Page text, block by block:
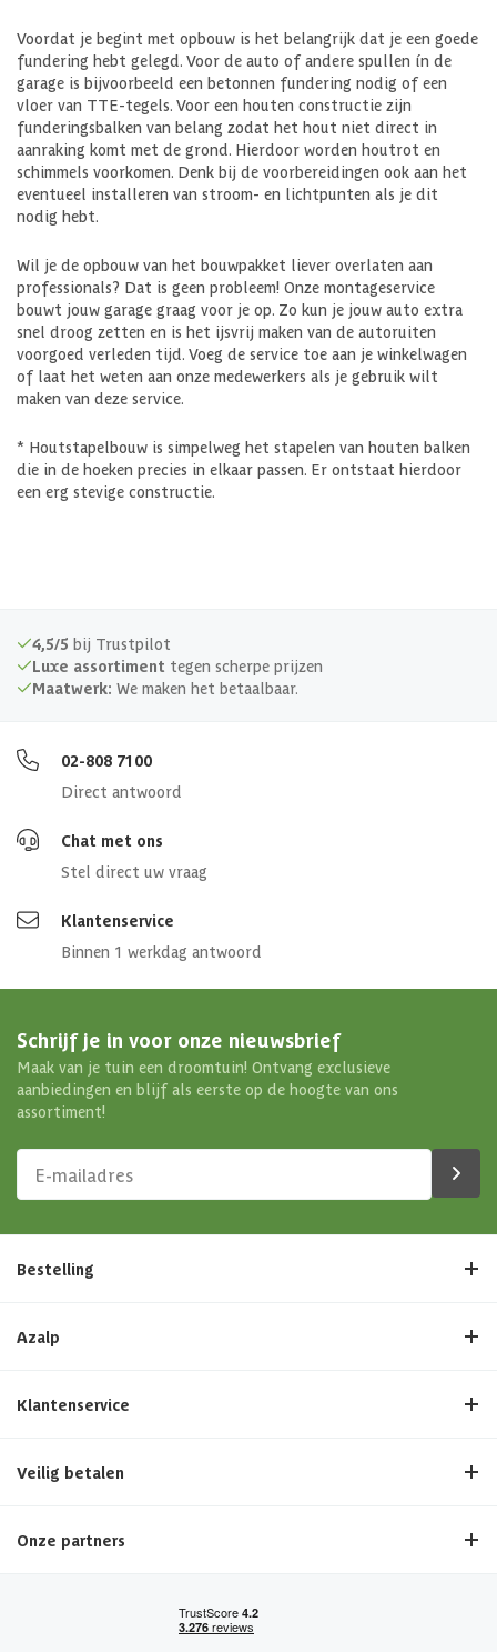
Voordat je begint met opbouw is het belangrijk dat je een goede
fundering hebt gelegd. Voor de auto of andere spullen ín de
garage is bijvoorbeeld een betonnen fundering nodig of een
vloer van TTE-tegels. Voor een houten constructie zijn
funderingsbalken van belang zodat het hout niet direct in
aanraking komt met de grond. Hierdoor worden houtrot en
schimmels voorkomen. Denk bij de voorbereidingen ook aan het
eventueel installeren van stroom- en lichtpunten als je dit
nodig hebt.
Wil je de opbouw van het bouwpakket liever overlaten aan
professionals? Dat is geen probleem! Onze montageservice
bouwt jouw garage graag voor je op. Zo kun je jouw auto extra
snel droog zetten en is het ijsvrij maken van de autoruiten
voorgoed verleden tijd. Voeg de service toe aan je winkelwagen
of laat het weten aan onze medewerkers als je gebruik wilt
maken van deze service.
* Houtstapelbouw is simpelweg het stapelen van houten balken
die in de hoeken precies in elkaar passen. Er ontstaat hierdoor
een erg stevige constructie.
4,5/5 bij Trustpilot
Luxe assortiment tegen scherpe prijzen
Maatwerk: We maken het betaalbaar.
02-808 7100
Direct antwoord
Chat met ons
Stel direct uw vraag
Klantenservice
Binnen 1 werkdag antwoord
Schrijf je in voor onze nieuwsbrief
Maak van je tuin een droomtuin! Ontvang exclusieve
aanbiedingen en blijf als eerste op de hoogte van ons
assortiment!
Bestelling
Azalp
Klantenservice
Veilig betalen
Onze partners